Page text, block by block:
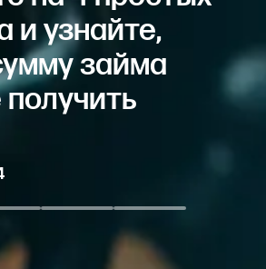
и узнайте,
займа